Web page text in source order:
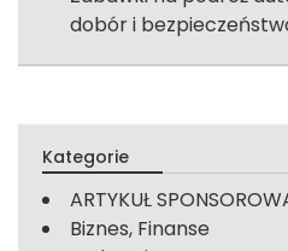
dobór i
Kategorie
ARTYKUŁ
Biznes, Finanse